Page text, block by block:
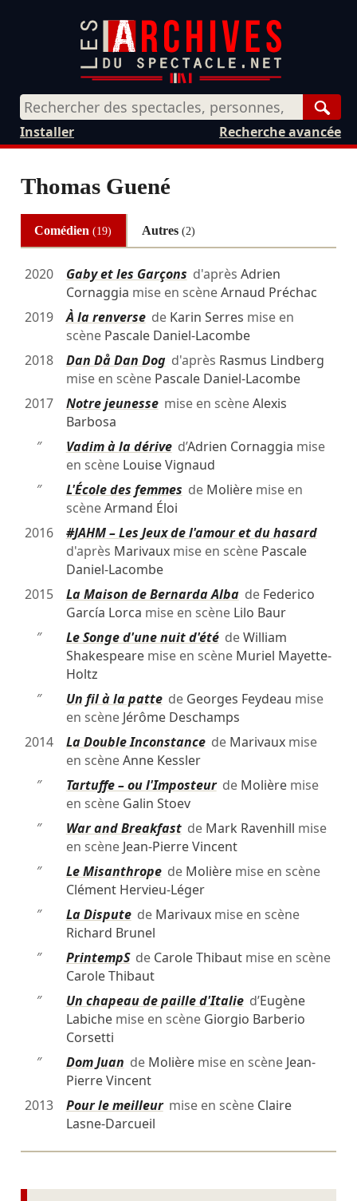
Recherche avancée
Installer
Thomas Guené
Comédien(19) Autres (2)
2020 Gaby et les Garçons d'après Adrien
Cornaggia mise en scèneArnaud Préchac
2019
À la renversede Karin Serres mise en
scène Pascale Daniel-Lacombe
2018
Dan Då Dan Dogd'après Rasmus Lindberg
mise en scène Pascale Daniel-Lacombe
2017
Notre jeunessemise en scèneAlexis
Barbosa
″
Vadim à la dérived’Adrien Cornaggia mise
en scène Louise Vignaud
″
L'École des femmes de Molièremise en
scèneArmand Éloi
2016
#JAHM – Les Jeux de l'amour et du hasard
d'après Marivauxmise en scène Pascale
Daniel-Lacombe
2015
La Maison de Bernarda Albade Federico
García Lorca mise en scène Lilo Baur
″
Le Songe d'une nuit d'étédeWilliam
Shakespearemise en scène Muriel Mayette-
Holtz
″
Un fil à la pattede Georges Feydeau mise
en scène Jérôme Deschamps
2014
La Double Inconstancede Marivauxmise
en scèneAnne Kessler
″
Tartuffe – ou l'Imposteurde Molièremise
en scène Galin Stoev
″
War and Breakfastde Mark Ravenhill mise
en scène Jean-Pierre Vincent
″
Le Misanthropede Molièremise en scène
Clément Hervieu-Léger
″
La Disputede Marivauxmise en scène
Richard Brunel
″
PrintempSde Carole Thibautmise en scène
Carole Thibaut
″
Un chapeau de paille d'Italied’Eugène
Labichemise en scène Giorgio Barberio
Corsetti
″
Dom Juan de Molièremise en scène Jean-
Pierre Vincent
2013
Pour le meilleurmise en scène Claire
Lasne-Darcueil